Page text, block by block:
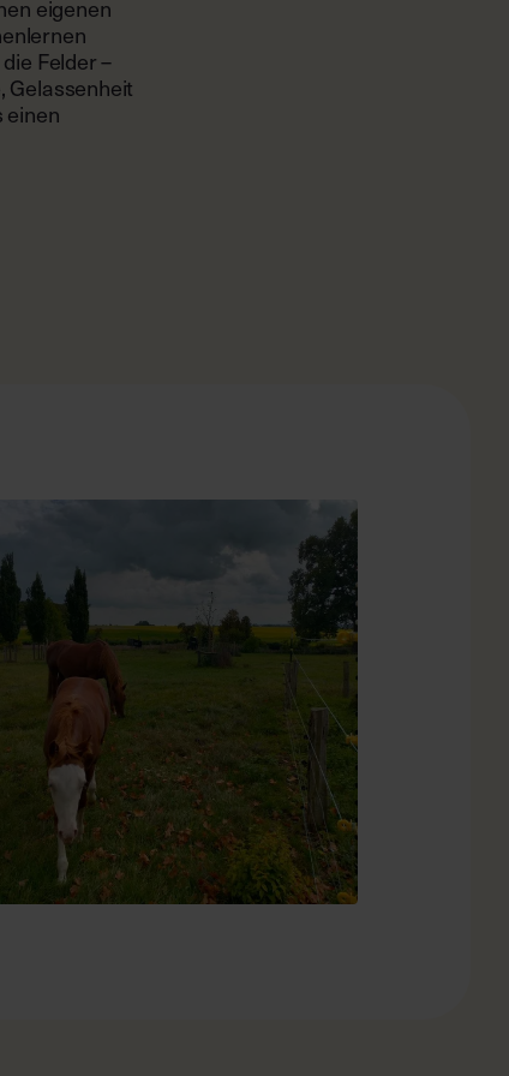
eigenen
Felder –
Gelassenheit
einen